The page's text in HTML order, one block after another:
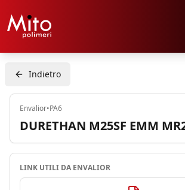
Indietro
Envalior•PA6
DURETHAN M25SF EMM
LINK UTILI DA ENVALIOR